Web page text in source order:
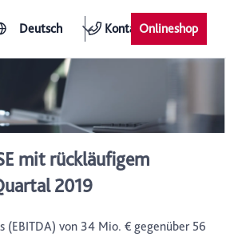
Deutsch KontaktOnlineshop
mit rückläufigem
2019
(EBITDA) von 34 Mio. € gegenüber 56